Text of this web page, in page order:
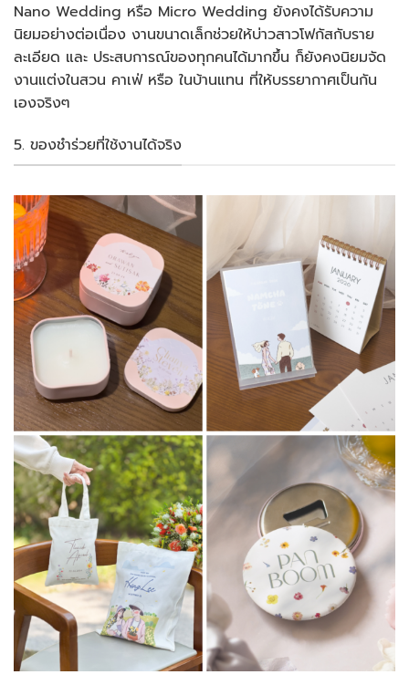
Nano Wedding หรือ Micro Wedding ยังคงได้รับความ
นิยมอย่างต่อเนื่อง งานขนาดเล็กช่วยให้บ่าวสาวโฟกัสกับราย
ละเอียด และ ประสบการณ์ของทุกคนได้มากขึ้น ก็ยังคงนิยมจัด
งานแต่งในสวน คาเฟ่ หรือ ในบ้านแทน ที่ให้บรรยากาศเป็นกัน
เองจริงๆ
5. ของชำร่วยที่ใช้งานได้จริง